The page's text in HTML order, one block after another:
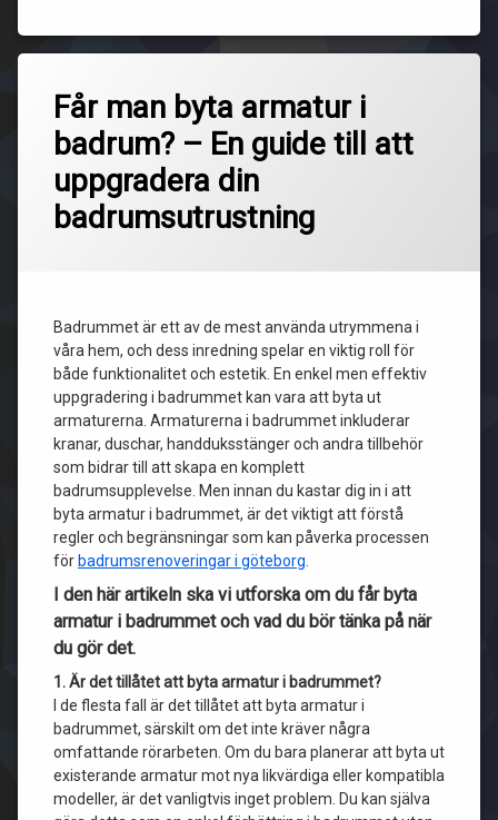
Får man byta armatur i
badrum? – En guide till att
uppgradera din
badrumsutrustning
Badrummet är ett av de mest använda utrymmena i
våra hem, och dess inredning spelar en viktig roll för
både funktionalitet och estetik. En enkel men effektiv
uppgradering i badrummet kan vara att byta ut
armaturerna. Armaturerna i badrummet inkluderar
kranar, duschar, handduksstänger och andra tillbehör
som bidrar till att skapa en komplett
badrumsupplevelse. Men innan du kastar dig in i att
byta armatur i badrummet, är det viktigt att förstå
regler och begränsningar som kan påverka processen
för badrumsrenoveringar i göteborg
I den här artikeln ska vi utforska om du får byta
armatur i badrummet och vad du bör tänka på när
du gör det.
1. Är det tillåtet att byta armatur i badrummet?
I de flesta fall är det tillåtet att byta armatur i
badrummet, särskilt om det inte kräver några
omfattande rörarbeten. Om du bara planerar att byta ut
existerande armatur mot nya likvärdiga eller kompatibla
modeller, är det vanligtvis inget problem. Du kan själva